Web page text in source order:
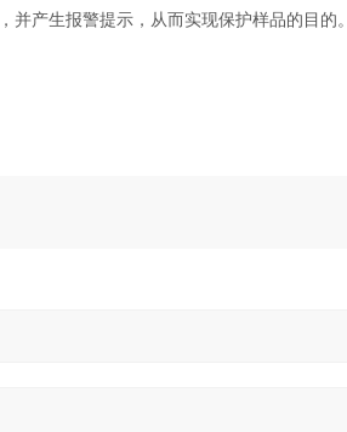
产生报警提示，从而实现保护样品的目的。